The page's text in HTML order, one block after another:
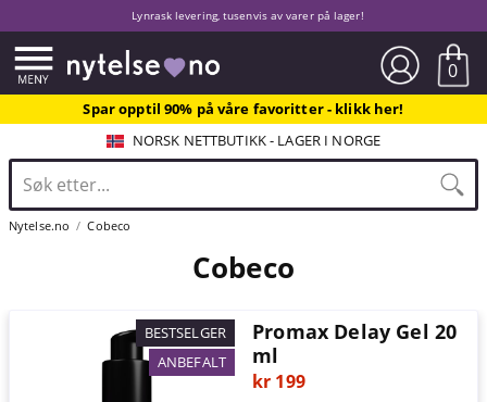
Lynrask levering, tusenvis av varer på lager!
0
Spar opptil 90% på våre favoritter - klikk her!
NORSK NETTBUTIKK - LAGER I NORGE
Nytelse.no Cobeco
Cobeco
BESTSELGER
ANBEFALT
Promax Delay Gel 20
ml
kr 199